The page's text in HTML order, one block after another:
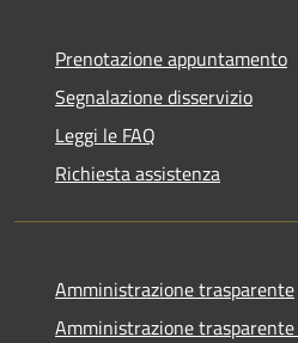
Prenotazione appuntamento
Segnalazione disservizio
Leggi le FAQ
Richiesta assistenza
Amministrazione trasparente
Amministrazione